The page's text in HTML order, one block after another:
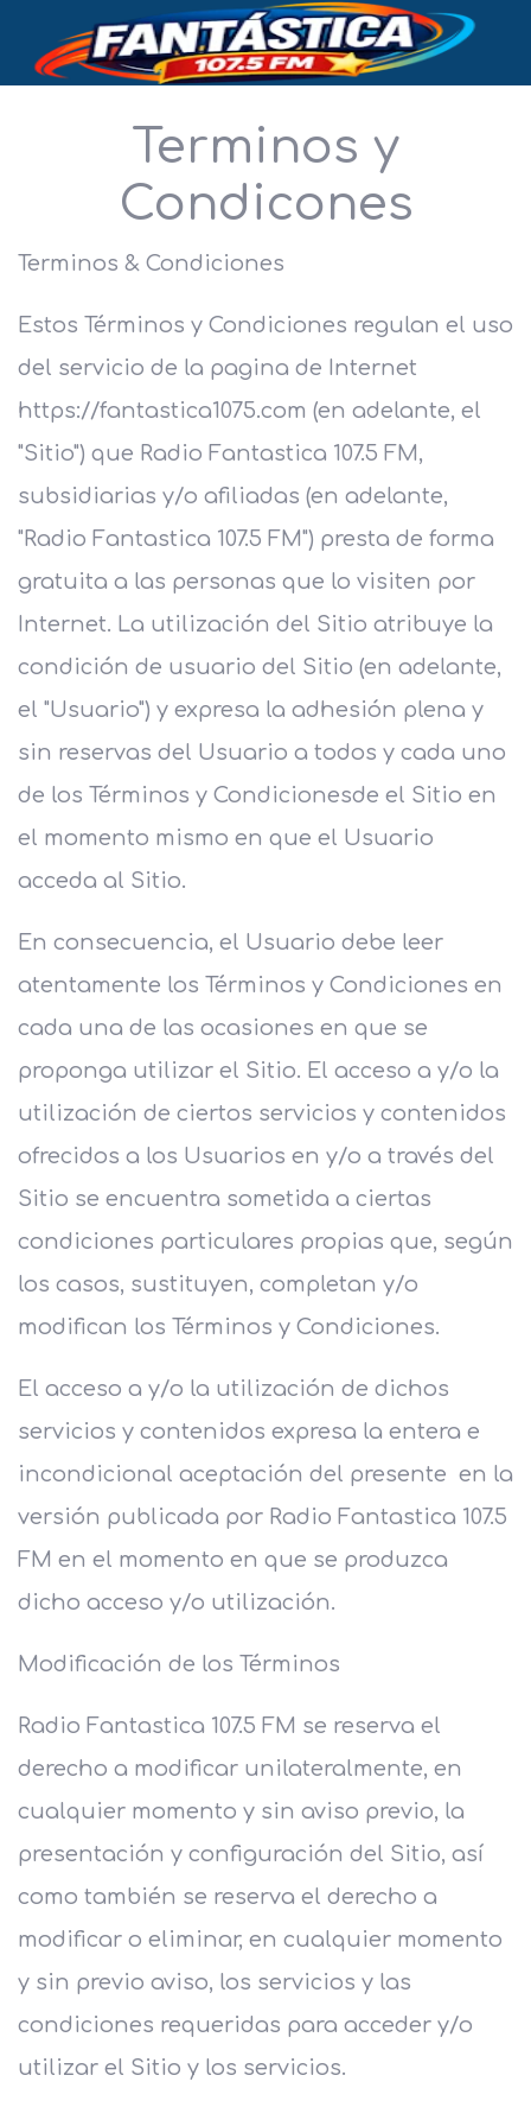
Terminos y
Condicones
Terminos & Condiciones
Estos Términos y Condiciones regulan el uso
del servicio de la pagina de Internet
https://fantastica1075.com (en adelante, el
"Sitio") que Radio Fantastica 107.5 FM,
subsidiarias y/o afiliadas (en adelante,
"Radio Fantastica 107.5 FM") presta de forma
gratuita a las personas que lo visiten por
Internet. La utilización del Sitio atribuye la
condición de usuario del Sitio (en adelante,
el "Usuario") y expresa la adhesión plena y
sin reservas del Usuario a todos y cada uno
de los Términos y Condicionesde el Sitio en
el momento mismo en que el Usuario
acceda al Sitio.
En consecuencia, el Usuario debe leer
atentamente los Términos y Condiciones en
cada una de las ocasiones en que se
proponga utilizar el Sitio. El acceso a y/o la
utilización de ciertos servicios y contenidos
ofrecidos a los Usuarios en y/o a través del
Sitio se encuentra sometida a ciertas
condiciones particulares propias que, según
los casos, sustituyen, completan y/o
modifican los Términos y Condiciones.
El acceso a y/o la utilización de dichos
servicios y contenidos expresa la entera e
incondicional aceptación del presente en la
versión publicada por Radio Fantastica 107.5
FM en el momento en que se produzca
dicho acceso y/o utilización.
Modificación de los Términos
Radio Fantastica 107.5 FM se reserva el
derecho a modificar unilateralmente, en
cualquier momento y sin aviso previo, la
presentación y configuración del Sitio, así
como también se reserva el derecho a
modificar o eliminar, en cualquier momento
y sin previo aviso, los servicios y las
condiciones requeridas para acceder y/o
utilizar el Sitio y los servicios.